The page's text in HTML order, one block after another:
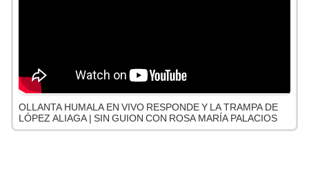
OLLANTA HUMALA EN VIVO RESPONDE Y LA TRAMPA DE
LÓPEZ ALIAGA | SIN GUION CON ROSA MARÍA PALACIOS